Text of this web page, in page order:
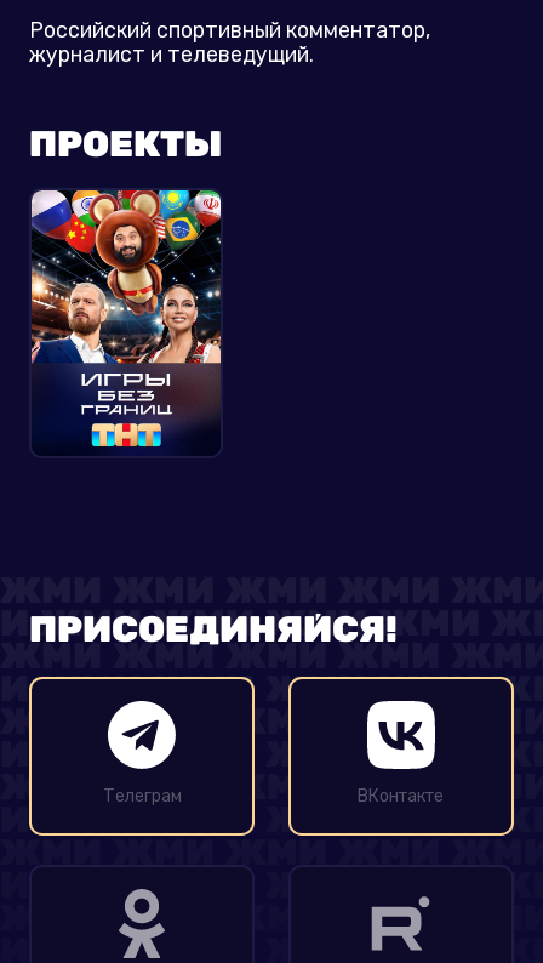
Российский спортивный комментатор,
журналист и телеведущий.
ПРОЕКТЫ
ПРИСОЕДИНЯЙСЯ!
Телеграм ВКонтакте